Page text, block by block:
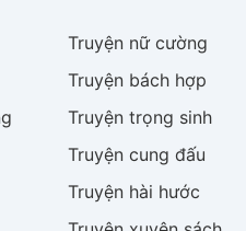
Truyện nữ cường
Truyện bách hợp
Truyện trọng sinh
Truyện cung đấu
Truyện hài hước